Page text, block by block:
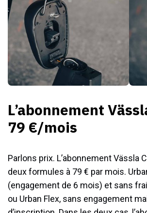
L’abonnement
79 €/mois
Parlons prix. L’abonnement Vässla
deux formules à 79 € par mois.
(engagement de 6 mois) et sans
ou Urban Flex, sans engagement
d’inscription. Dans les deux cas,